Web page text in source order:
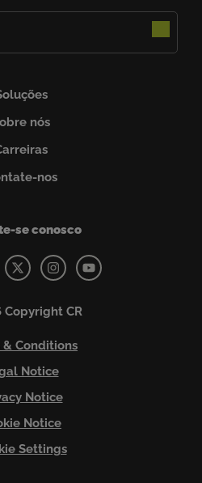
nós
nos
se conosco
Copyright CR
& Conditions
Notice
Notice
Notice
Settings